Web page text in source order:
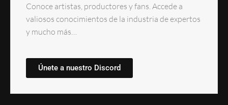
Conoce artistas, productores y fans. Accede a
valiosos conocimientos de la industria de expertos
y mucho más…
Únete a nuestro Discord